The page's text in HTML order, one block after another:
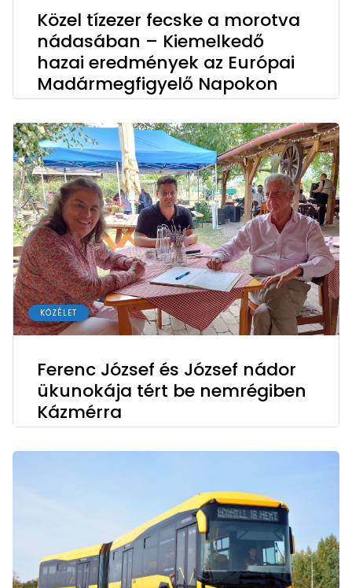
Közel tízezer fecske a morotva
nádasában – Kiemelkedő
hazai eredmények az Európai
Madármegfigyelő Napokon
KÖZÉLET
Ferenc József és József nádor
ükunokája tért be nemrégiben
Kázmérra